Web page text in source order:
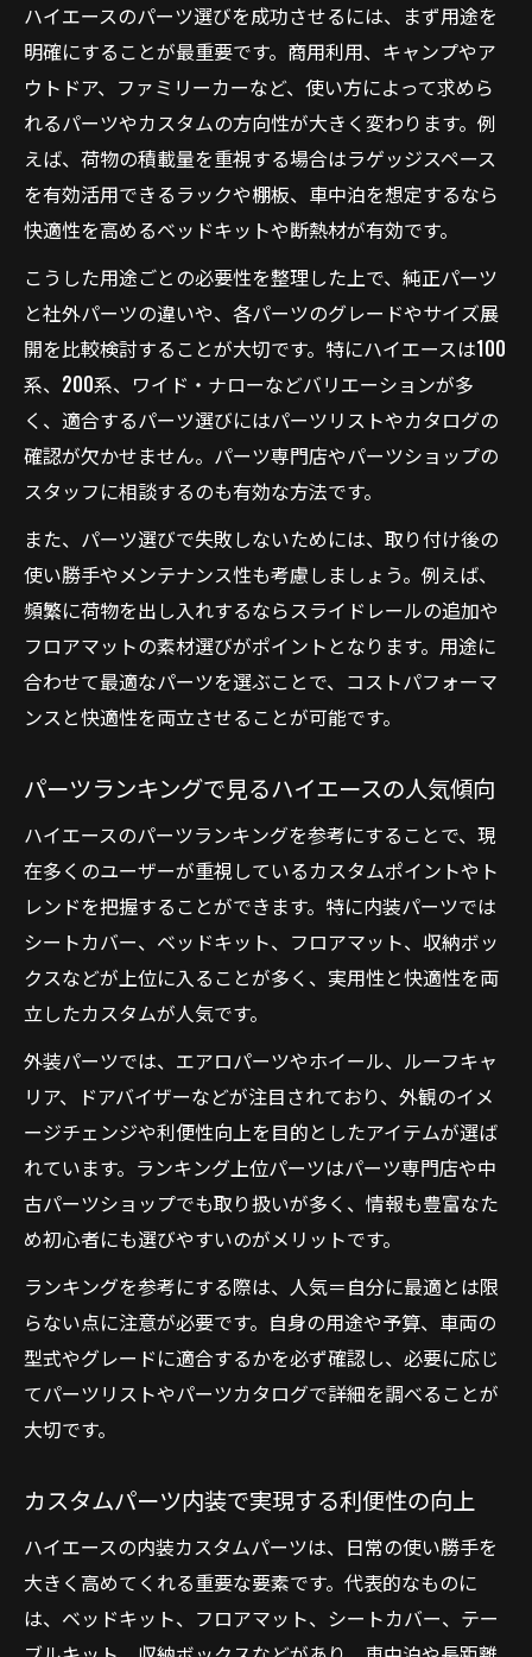
ップ
パーツ選びで叶えるハイエースの居住性向
上
内装カスタムパーツのおすすめ活用術とは
ハイエースパーツランキングで内装を厳選
快適ドライブに役立つハイエース内装パー
中古や激安パーツの見極め術を伝授
中古ハイエースパーツ購入時のチェックポ
イント
激安パーツを選ぶ際の品質と信頼性の見極
め方
ハイエースパーツ激安ショップの活用術
中古パーツと新品のパーツ選び比較ガイド
メルカリなどで見つかるハイエースパーツ
事情
ハイエース内装と外装を賢くカスタム
外装カスタムで見た目と機能を両立させる
方法
ハイエースカスタムパーツ外装の最新動向
使い勝手を高めるハイエース外装パーツ活
用法
内装カスタムで快適な空間を創り出すポイ
ント
後悔しないパーツ選択の基本知識とは
ハイエースパーツ選択で失敗しない考え方
用途別に最適なハイエースパーツを選ぶ方
法
パーツランキングを活用した選び方の工夫
グレードごとのパーツ違いを徹底比較
内装パーツの選択で後悔しないための基準
ハイエースパーツでコスパ重視のカスタム
中古や激安パーツ活用で予算内カスタムを
内装外装パーツを組み合わせるコツと実例
紹介
パーツ選びで費用対効果を最大化するポイ
ント
ハイエースのパーツ選びを成功させるには、まず用途を
明確にすることが最重要です。商用利用、キャンプやア
ウトドア、ファミリーカーなど、使い方によって求めら
れるパーツやカスタムの方向性が大きく変わります。例
えば、荷物の積載量を重視する場合はラゲッジスペース
を有効活用できるラックや棚板、車中泊を想定するなら
快適性を高めるベッドキットや断熱材が有効です。
こうした用途ごとの必要性を整理した上で、純正パーツ
と社外パーツの違いや、各パーツのグレードやサイズ展
開を比較検討することが大切です。特にハイエースは100
系、200系、ワイド・ナローなどバリエーションが多
く、適合するパーツ選びにはパーツリストやカタログの
確認が欠かせません。パーツ専門店やパーツショップの
スタッフに相談するのも有効な方法です。
また、パーツ選びで失敗しないためには、取り付け後の
使い勝手やメンテナンス性も考慮しましょう。例えば、
頻繁に荷物を出し入れするならスライドレールの追加や
フロアマットの素材選びがポイントとなります。用途に
合わせて最適なパーツを選ぶことで、コストパフォーマ
ンスと快適性を両立させることが可能です。
パーツランキングで見るハイエースの人気傾向
ハイエースのパーツランキングを参考にすることで、現
在多くのユーザーが重視しているカスタムポイントやト
レンドを把握することができます。特に内装パーツでは
シートカバー、ベッドキット、フロアマット、収納ボッ
クスなどが上位に入ることが多く、実用性と快適性を両
立したカスタムが人気です。
外装パーツでは、エアロパーツやホイール、ルーフキャ
リア、ドアバイザーなどが注目されており、外観のイメ
ージチェンジや利便性向上を目的としたアイテムが選ば
れています。ランキング上位パーツはパーツ専門店や中
古パーツショップでも取り扱いが多く、情報も豊富なた
め初心者にも選びやすいのがメリットです。
ランキングを参考にする際は、人気＝自分に最適とは限
らない点に注意が必要です。自身の用途や予算、車両の
型式やグレードに適合するかを必ず確認し、必要に応じ
てパーツリストやパーツカタログで詳細を調べることが
大切です。
カスタムパーツ内装で実現する利便性の向上
ハイエースの内装カスタムパーツは、日常の使い勝手を
大きく高めてくれる重要な要素です。代表的なものに
は、ベッドキット、フロアマット、シートカバー、テー